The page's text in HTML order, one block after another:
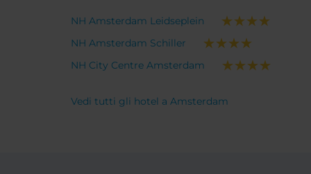
fornito di tutti i saponi utili (dalle
mani al bagno schiuma e allo
lavandino piccolissimo. Colazione
buonissima qualità degli alimenti.
NH Amsterdam Leidseplein
NH Amsterdam Schiller
NH City Centre Amsterdam
Vedi tutti gli hotel a Amsterdam